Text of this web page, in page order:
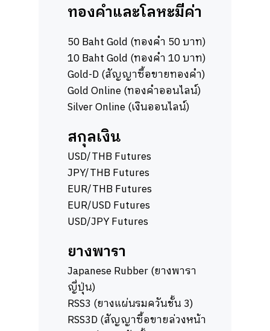
ทองคำและโลหะมีค่า
50 Baht Gold (ทองคำ 50 บาท)
10 Baht Gold (ทองคำ 10 บาท)
Gold-D (สัญญาซื้อขายทองคำ)
Gold Online (ทองคำออนไลน์)
Silver Online (เงินออนไลน์)
สกุลเงิน
USD/THB Futures
JPY/THB Futures
EUR/THB Futures
EUR/USD Futures
USD/JPY Futures
ยางพารา
Japanese Rubber (ยางพารา
ญี่ปุ่น)
RSS3 (ยางแผ่นรมควันชั้น 3)
RSS3D (สัญญาซื้อขายล่วงหน้า